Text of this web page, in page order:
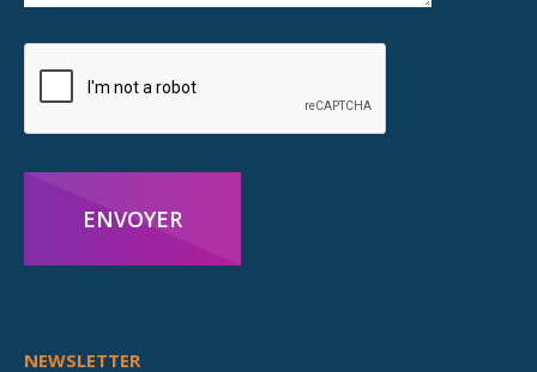
ENVOYER
NEWSLETTER